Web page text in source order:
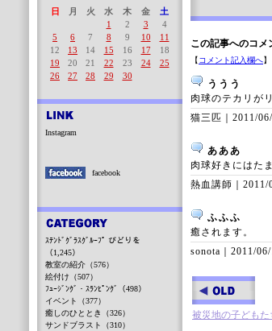
この記事へのコメ
【コメント記入欄へ】
ううう
肉球のテカリが
猫三匹｜ 2011/
あああ
肉球好きにはた
熱血講師｜ 2011/
ふふふ
癒されます。
sonota｜ 2011/
被災地の子どもた
日
月 火 水 木 金
土
1
2 3
4
5
6 7 8 9 10
11
12
13 14 15 16 17
18
19
20 21 22 23 24
25
26
27 28 29 30
Instagram
facebook
ｽﾃﾝﾄﾞｸﾞﾗｽｸﾞﾙｰﾌﾟ びどりを
（1,245）
教室の紹介（576）
絵付け（507）
ﾌｭｰｼﾞﾝｸﾞ・ｽﾗﾝﾋﾟﾝｸﾞ（498）
イベント（377）
癒しのひととき（326）
サンドブラスト（310）